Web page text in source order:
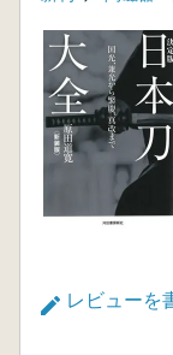
レビューを